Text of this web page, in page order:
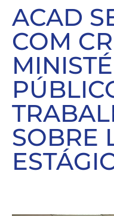
ACAD
COM
SOBRE